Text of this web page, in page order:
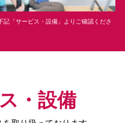
「サービス・設備」よりご確認くださ
・設備